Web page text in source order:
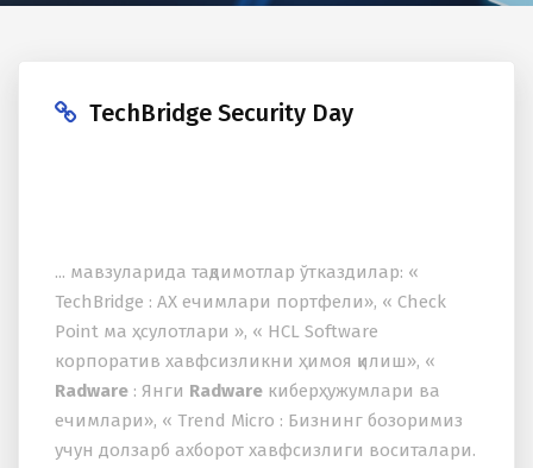
TechBridge Security Day
... мавзуларида тақдимотлар ўтказдилар: «
TechBridge : АХ ечимлари портфели», « Check
Point ма ҳсулотлари », « HCL Software
корпоратив xавфсизликни ҳимоя қилиш», «
Radware : Янги Radware киберҳужумлари ва
ечимлари», « Trend Micro : Бизнинг бозоримиз
учун долзарб аxборот xавфсизлиги воситалари.